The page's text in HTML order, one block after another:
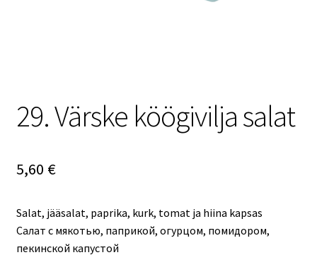
29. Värske köögivilja salat
5,60 €
Salat, jääsalat, paprika, kurk, tomat ja hiina kapsas
Салат с мякотью, паприкой, огурцом, помидором,
пекинской капустой